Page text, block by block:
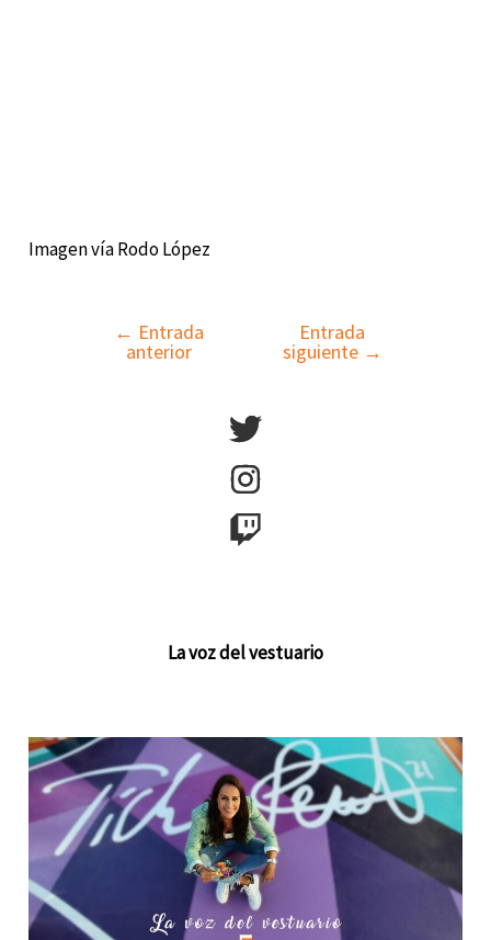
Imagen vía Rodo López
Navegación
← Entrada
anterior
Entrada
siguiente →
La voz del vestuario